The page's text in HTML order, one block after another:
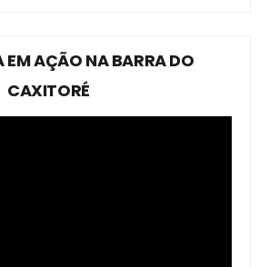
AÇÃO NA BARRA DO
CAXITORÉ